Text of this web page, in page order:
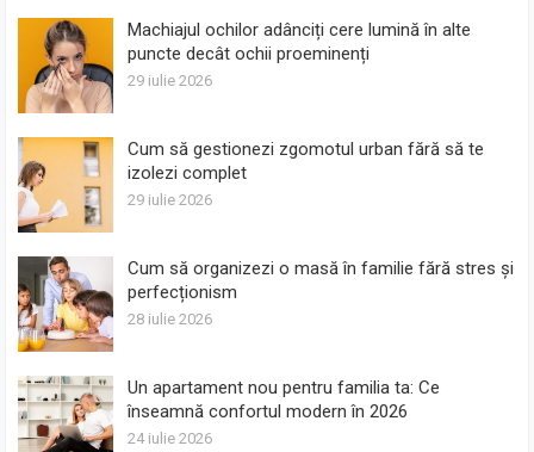
Machiajul ochilor adânciți cere lumină în alte
puncte decât ochii proeminenți
29 iulie 2026
Cum să gestionezi zgomotul urban fără să te
izolezi complet
29 iulie 2026
Cum să organizezi o masă în familie fără stres și
perfecționism
28 iulie 2026
Un apartament nou pentru familia ta: Ce
înseamnă confortul modern în 2026
24 iulie 2026